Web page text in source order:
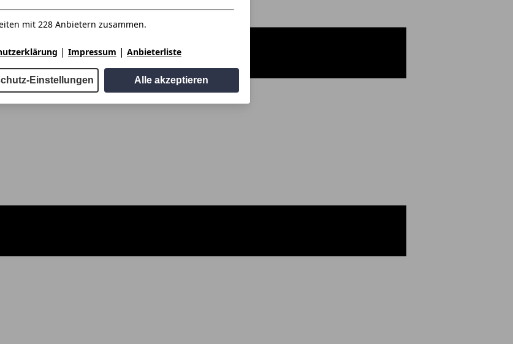
mit 228 Anbietern zusammen.
| Impressum | Anbieterliste
Einstellungen Alle akzeptieren